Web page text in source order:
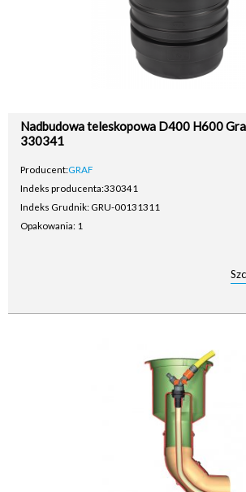
Nadbudowa teleskopowa D400 H600
330341
Producent:GRAF
Indeks producenta:330341
Indeks Grudnik: GRU-00131311
Opakowania: 1